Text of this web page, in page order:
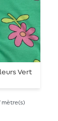
Vert
/ mètre(s)